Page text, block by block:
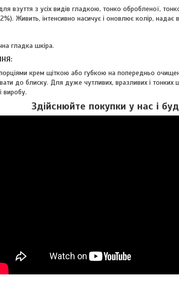
взуття з усіх видів гладкою, тонко обробленої,
Живить, інтенсивно насичує і оновлює колір, надає
гладка шкіра.
крем щіткою або губкою на попередньо
до блиску. Для дуже чутливих, вразливих і тонких
виробу.
Здійснюйте покупки у нас і